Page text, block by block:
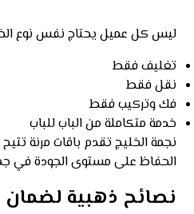
ليس كل عميل يحتاج نفس نوع
تغليف فقط
نقل فقط
فك وتركيب فقط
خدمة متكاملة من الباب للباب
نجمة الخليج تقدم باقات مرنة
الحفاظ على مستوى الجودة في
نصائح ذهبية